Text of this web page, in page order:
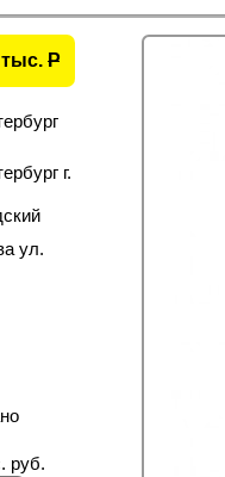
тыс. P
г.
ул.
руб.